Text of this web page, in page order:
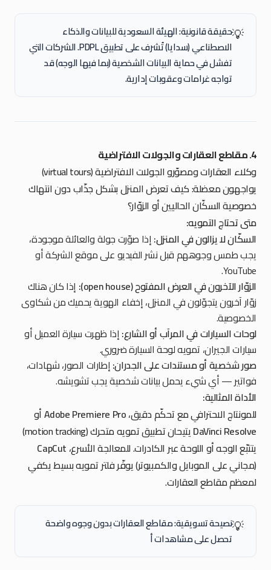
💡حقيقة قانونية: الهيئة السعودية للبيانات والذكاء
الاصطناعي (سدايا) تُشرف على تطبيق PDPL. الشركات التي
تفشل في حماية البيانات الشخصية (بما فيها الوجه) قد
تواجه غرامات وعقوبات إدارية.
4. مقاطع العقارات والجولات الافتراضية
وكلاء العقارات ومصوّرو الجولات الافتراضية (virtual tours)
يواجهون معضلة: كيف تعرض المنزل بشكل جذّاب دون انتهاك
خصوصية السكّان الحاليين أو الزوّار؟
متى تحتاج التمويه:
السكّان لا يزالون في المنزل:إذا صوّرت جولة والعائلة موجودة،
يجب طمس وجوههم قبل نشر الفيديو على موقع الشركة أو
YouTube.
الزوّار الآخرون في العرض المفتوح (open house):
إذا كان هناك
زوّار آخرون يتجوّلون في المنزل، إخفاء الهوية يحميك من شكاوى
الخصوصية.
لوحات السيارات في المرآب أو الشارع:إذا ظهرت سيارة العميل أو
سيارات الجيران، تمويه لوحة السيارة ضروري.
صور شخصية أو مستندات على الجدران:إطارات الصور، شهادات،
فواتير — أي شيء يحمل بيانات شخصية يجب تشويشه.
الأداة المثالية:
للمونتاج الاحترافي مع تحكّم دقيق،Adobe Premiere Proأو
DaVinci Resolve
يتيحان تطبيق تمويه متحرك (motion tracking)
يتتبّع الوجه أو اللوحة عبر الكادرات. للمعالجة الأسرع،CapCut
(مجاني على الموبايل والكمبيوتر) يوفّر فلتر تمويه بسيط يكفي
لمعظم مقاطع العقارات.
💡نصيحة تسويقية: مقاطع العقارات بدون وجوه واضحة
تحصل على مشاهدات أ